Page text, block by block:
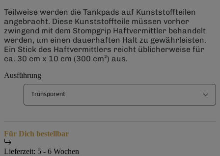
Teilweise werden die Tankpads auf Kunststoffteilen
angebracht. Diese Kunststoffteile müssen vorher
zwingend mit dem Stompgrip Haftvermittler behandelt
werden, um einen dauerhaften Halt zu gewährleisten.
Ein Stick des Haftvermittlers reicht üblicherweise für
ca. 30 cm x 10 cm (300 cm²) aus.
Ausführung
Transparent
Für Dich bestellbar
Lieferzeit: 5 - 6 Wochen